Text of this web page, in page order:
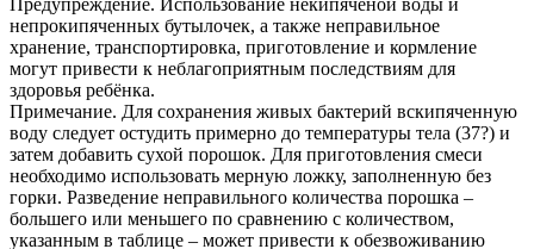
непрокипяченных бутылочек, а также неправильное
хранение, транспортировка, приготовление и кормление
могут привести к неблагоприятным последствиям для
здоровья ребёнка.
Примечание. Для сохранения живых бактерий вскипяченную
воду следует остудить примерно до температуры тела (37?) и
затем добавить сухой порошок. Для приготовления смеси
необходимо использовать мерную ложку, заполненную без
горки. Разведение неправильного количества порошка –
большего или меньшего по сравнению с количеством,
указанным в таблице – может привести к обезвоживанию